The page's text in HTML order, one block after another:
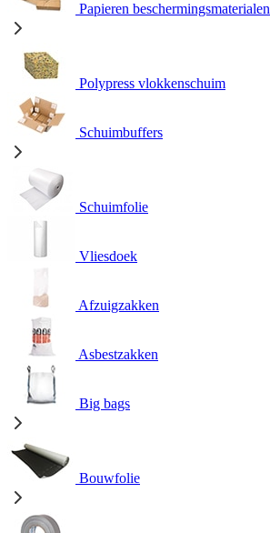
Papieren beschermingsmaterialen
Polypress vlokkenschuim
Schuimbuffers
Schuimfolie
Vliesdoek
Afzuigzakken
Asbestzakken
Big bags
Bouwfolie